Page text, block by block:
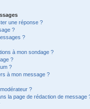
une réponse ?
?
?
à mon sondage ?
?
?
à mon message ?
?
la page de rédaction de message